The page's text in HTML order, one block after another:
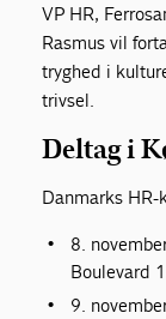
VP HR,
Rasmus vil
tryghed i
trivsel.
Deltag i
Danmarks HR-
8.
Boulevard
9.